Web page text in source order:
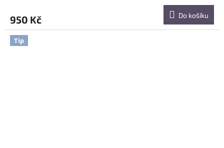
950 Kč Do košíku
Tip